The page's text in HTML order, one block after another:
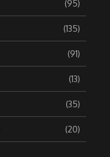
(95)
(135)
(91)
(13)
(35)
(20)